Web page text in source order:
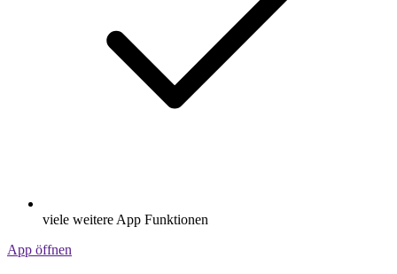
viele weitere App Funktionen
App öffnen